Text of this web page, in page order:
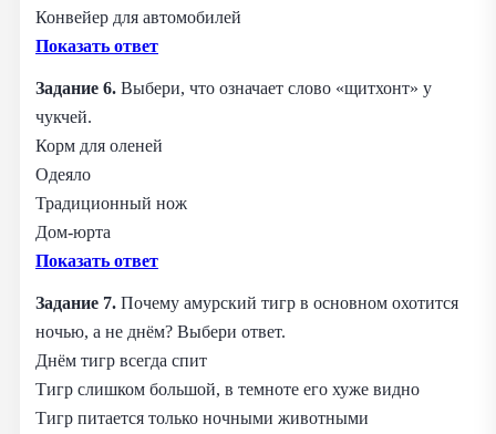
Конвейер для автомобилей
Показать ответ
Задание 6. Выбери, что означает слово «щитхонт» у
чукчей.
Корм для оленей
Одеяло
Традиционный нож
Дом-юрта
Показать ответ
Задание 7. Почему амурский тигр в основном охотится
ночью, а не днём? Выбери ответ.
Днём тигр всегда спит
Тигр слишком большой, в темноте его хуже видно
Тигр питается только ночными животными